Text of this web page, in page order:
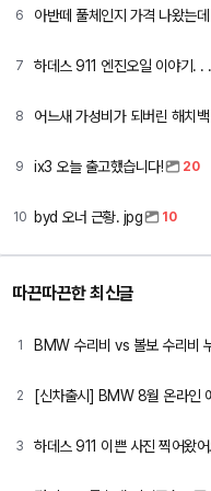
6
7 하데스 911 엔진오일 이야기. . .
8 어느새 가성비가 되버린 해치백
9 ix3 오늘 출고했습니다! 20
10 byd 오너 근황. jpg 10
따끈따끈한 최신글
1
2 [신차출시] BMW 8월 온라인
3 하데스 911 이쁜 사진 찍어왔